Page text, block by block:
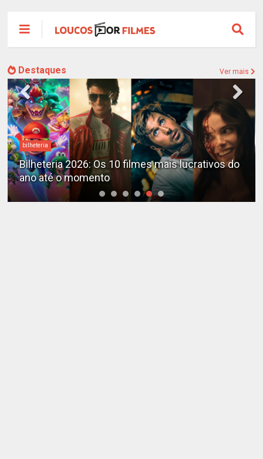
Destaques Ver mais
bilheteria
Bilheteria 2026: Os 10 filmes mais lucrativos do
ano até o momento